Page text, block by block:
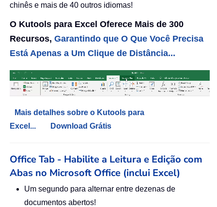
chinês e mais de 40 outros idiomas!
O Kutools para Excel Oferece Mais de 300
Recursos, Garantindo que O Que Você Precisa
Está Apenas a Um Clique de Distância...
Mais detalhes sobre o Kutools para
Excel...
Download Grátis
Office Tab - Habilite a Leitura e Edição com
Abas no Microsoft Office (inclui Excel)
Um segundo para alternar entre dezenas de
documentos abertos!